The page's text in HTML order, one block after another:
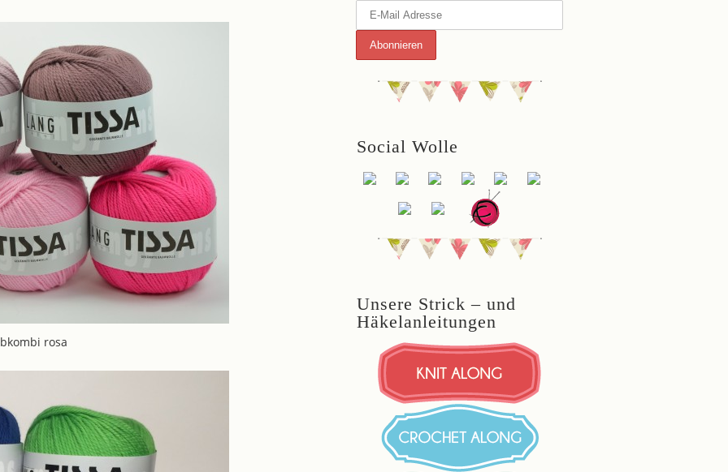
rosa
Social Wolle
Unsere Strick – und
Häkelanleitungen